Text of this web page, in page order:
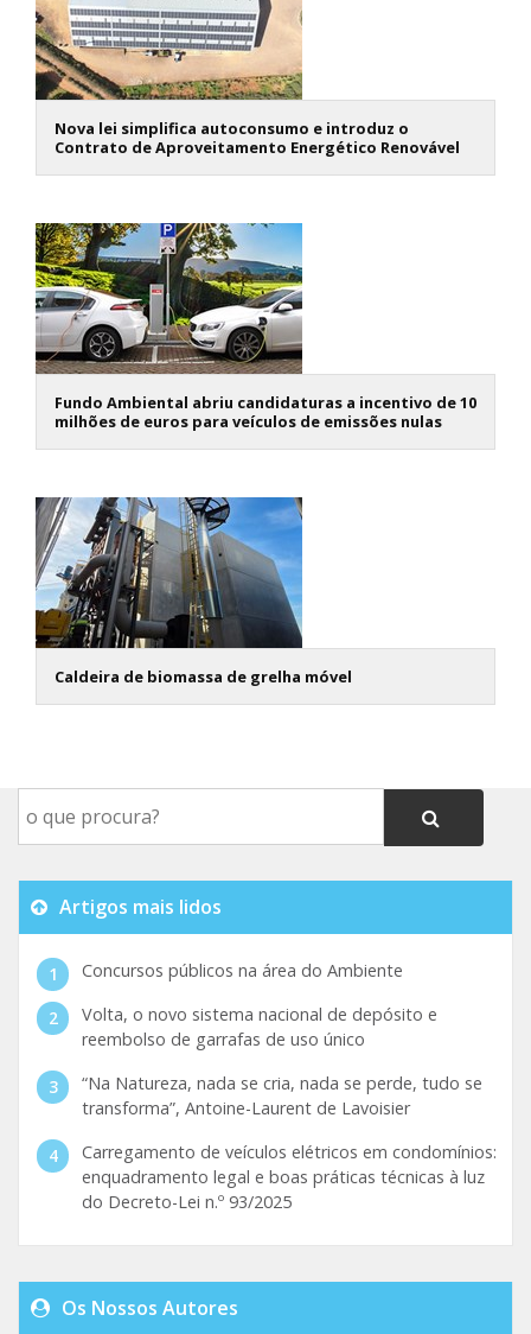
Nova lei simplifica autoconsumo e introduz o
Contrato de Aproveitamento Energético Renovável
Fundo Ambiental abriu candidaturas a incentivo de 10
milhões de euros para veículos de emissões nulas
Caldeira de biomassa de grelha móvel
Artigos mais lidos
Concursos públicos na área do Ambiente
Volta, o novo sistema nacional de depósito e
reembolso de garrafas de uso único
“Na Natureza, nada se cria, nada se perde, tudo se
transforma”, Antoine-Laurent de Lavoisier
Carregamento de veículos elétricos em condomínios:
enquadramento legal e boas práticas técnicas à luz
do Decreto-Lei n.º 93/2025
Os Nossos Autores